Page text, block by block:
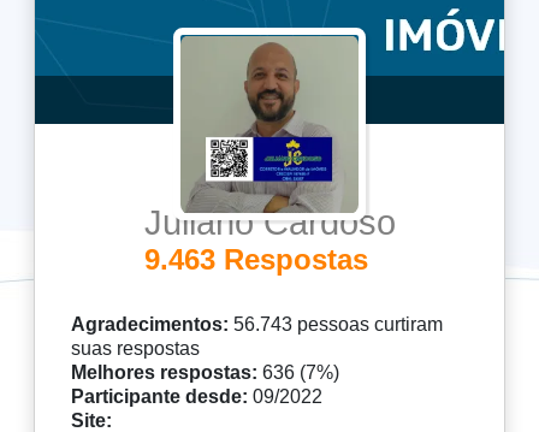
Juliano Cardoso
9.463 Respostas
Agradecimentos: 56.743 pessoas curtiram
suas respostas
Melhores respostas: 636 (7%)
Participante desde: 09/2022
Site: